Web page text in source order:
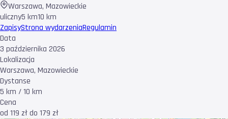
Warszawa, Mazowieckie
uliczny5 km10 km
ZapisyStrona wydarzeniaRegulamin
Data
3 października 2026
Lokalizacja
Warszawa, Mazowieckie
Dystanse
5 km / 10 km
Cena
od 119 zł do 179 zł